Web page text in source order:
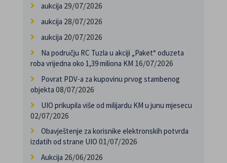
aukcija 29/07/2026
aukcija 28/07/2026
aukcija 20/07/2026
Na području RC Tuzla u akciji „Paket“ oduzeta
roba vrijedna oko 1,39 miliona KM 16/07/2026
Povrat PDV-a za kupovinu prvog stambenog
objekta 08/07/2026
UIO prikupila više od milijardu KM u junu mjesecu
02/07/2026
Obavještenje za korisnike elektronskih potvrda
izdatih od strane UIO 01/07/2026
Aukcija 26/06/2026